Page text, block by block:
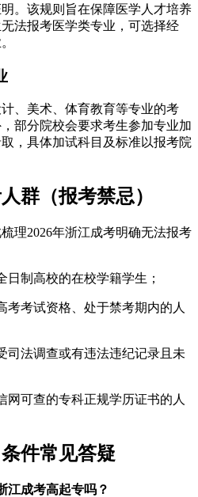
。该规则旨在保障医学人才培养
法报考医学类专业，可选择经
、美术、体育教育等专业的考
部分院校会要求考生参加专业加
，具体加试科目及标准以报考院
群（报考禁忌）
理2026年浙江成考明确无法报考
日制高校的在校学籍学生；
考考试资格、处于禁考期内的人
司法调查或有违法违纪记录且未
网可查的专科正规学历证书的人
件常见答疑
江成考高起专吗？